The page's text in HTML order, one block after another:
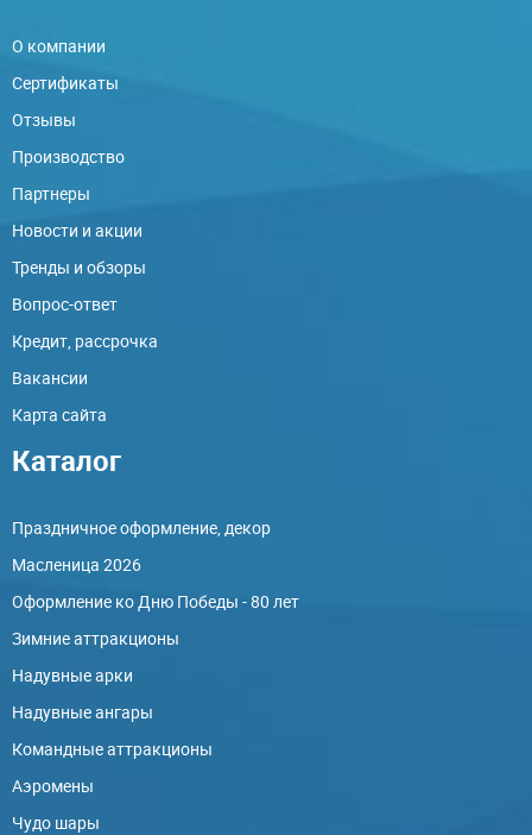
О компании
Сертификаты
Отзывы
Производство
Партнеры
Новости и акции
Тренды и обзоры
Вопрос-ответ
Кредит, рассрочка
Вакансии
Карта сайта
Каталог
Праздничное оформление, декор
Масленица 2026
Оформление ко Дню Победы - 80 лет
Зимние аттракционы
Надувные арки
Надувные ангары
Командные аттракционы
Аэромены
Чудо шары